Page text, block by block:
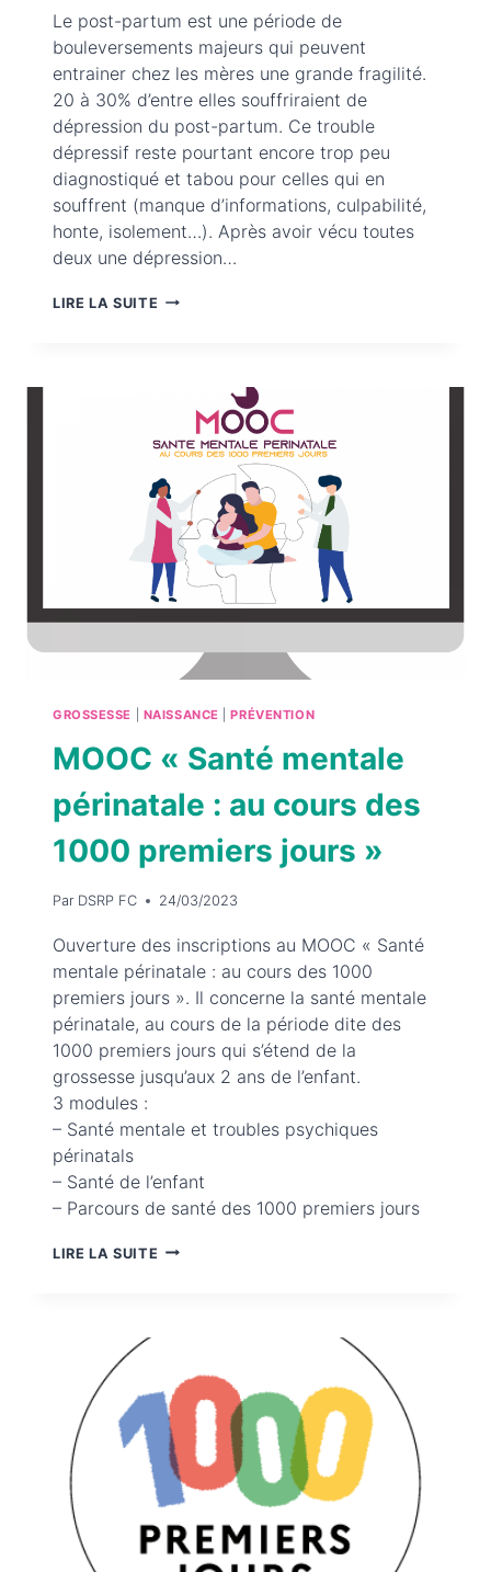
Le post-partum est une période de
bouleversements majeurs qui peuvent
entrainer chez les mères une grande fragilité.
20 à 30% d’entre elles souffriraient de
dépression du post-partum. Ce trouble
dépressif reste pourtant encore trop peu
diagnostiqué et tabou pour celles qui en
souffrent (manque d’informations, culpabilité,
honte, isolement…). Après avoir vécu toutes
deux une dépression…
LIRE LA SUITE DÉPRESSION
FACE
CACHÉE
DE
LA
MATERNITÉ
GROSSESSE NAISSANCE |PRÉVENTION
MOOC « Santé mentale
périnatale : au cours des
1000 premiers jours »
Par DSRP FC 24/03/2023
Ouverture des inscriptions au MOOC « Santé
mentale périnatale : au cours des 1000
premiers jours ». Il concerne la santé mentale
périnatale, au cours de la période dite des
1000 premiers jours qui s’étend de la
grossesse jusqu’aux 2 ans de l’enfant.
3 modules :
– Santé mentale et troubles psychiques
périnatals
– Santé de l’enfant
– Parcours de santé des 1000 premiers jours
LIRE LA SUITE MOOC
COURS
DES
1000
PREMIERS
JOURS »